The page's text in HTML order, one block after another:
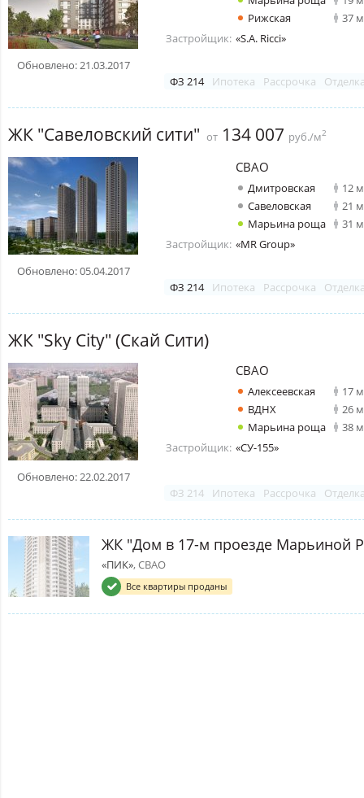
Обновлено: 21.03.2017
Рижская
37
Застройщик: «S.A. Ricci»
ФЗ 214 Ипотека Рассрочка
ЖК "Савеловский сити" от 134 007 руб./м2
Обновлено: 05.04.2017
СВАО
Дмитровская
12
Савеловская
21
Марьина роща
31
Застройщик: «MR Group»
ФЗ 214 Ипотека Рассрочка
ЖК "Sky City" (Скай Сити)
Обновлено: 22.02.2017
СВАО
Алексеевская
17
ВДНХ
26
Марьина роща
38
Застройщик: «СУ-155»
ФЗ 214 Ипотека Рассрочка
ЖК "Дом в 17-м проезде Марьиной
«ПИК», СВАО
Все квартиры проданы